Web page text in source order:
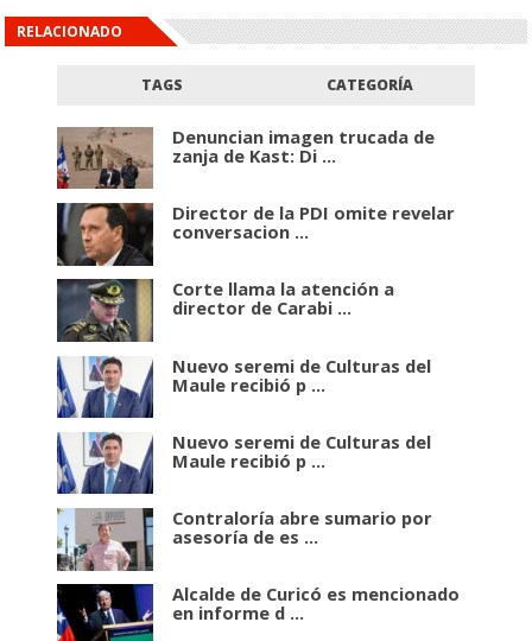
RELACIONADO
TAGS CATEGORÍA
Denuncian imagen trucada de
zanja de Kast: Di ...
Director de la PDI omite revelar
conversacion ...
Corte llama la atención a
director de Carabi ...
Nuevo seremi de Culturas del
Maule recibió p ...
Nuevo seremi de Culturas del
Maule recibió p ...
Contraloría abre sumario por
asesoría de es ...
Alcalde de Curicó es mencionado
en informe d ...